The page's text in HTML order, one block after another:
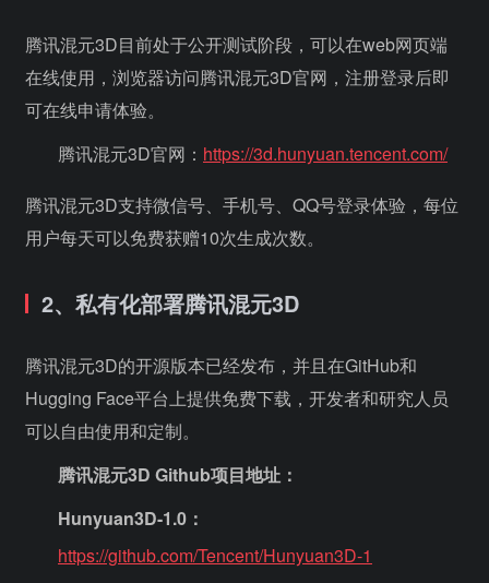
腾讯混元3D目前处于公开测试阶段，可以在web网页端
在线使用，浏览器访问腾讯混元3D官网，注册登录后即
可在线申请体验。
腾讯混元3D官网： https://3d.hunyuan.tencent.com/
腾讯混元3D支持微信号、手机号、QQ号登录体验，每位
用户每天可以免费获赠10次生成次数。
2、私有化部署腾讯混元3D
腾讯混元3D的开源版本已经发布，并且在GitHub和
Hugging Face平台上提供免费下载，开发者和研究人员
可以自由使用和定制。
腾讯混元3D Github项目地址：
Hunyuan3D-1.0：
https://github.com/Tencent/Hunyuan3D-1